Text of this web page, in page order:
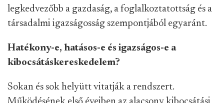
legkedvezőbb a gazdaság, a foglalkoztatottság és a
társadalmi igazságosság szempontjából egyaránt.
Hatékony-e, hatásos-e és igazságos-e a
kibocsátáskereskedelem?
Sokan és sok helyütt vitatják a rendszert.